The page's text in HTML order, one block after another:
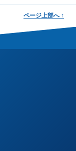
ページ上部へ ↑